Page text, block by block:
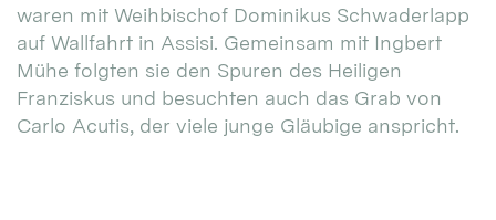
waren mit Weihbischof Dominikus Schwaderlapp
auf Wallfahrt in Assisi. Gemeinsam mit Ingbert
Mühe folgten sie den Spuren des Heiligen
Franziskus und besuchten auch das Grab von
Carlo Acutis, der viele junge Gläubige anspricht.